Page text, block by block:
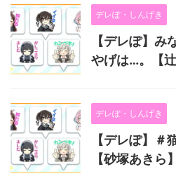
デレぽ・しんげき
【デレぽ】み
やげは…。【辻
デレぽ・しんげき
【デレぽ】＃
【砂塚あきら】